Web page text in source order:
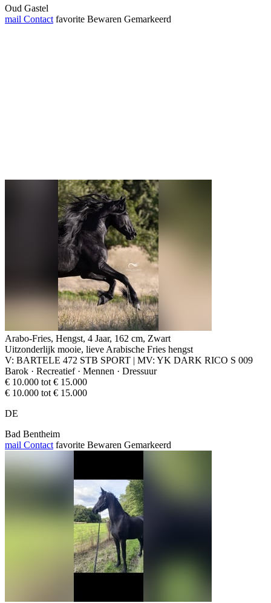
Oud Gastel
mail Contact favorite Bewaren Gemarkeerd
Arabo-Fries, Hengst, 4 Jaar, 162 cm, Zwart
Uitzonderlijk mooie, lieve Arabische Fries hengst
V: BARTELE 472 STB SPORT | MV: YK DARK RICO S 009
Barok · Recreatief · Mennen · Dressuur
€ 10.000 tot € 15.000
€ 10.000 tot € 15.000
DE
Bad Bentheim
mail Contact favorite Bewaren Gemarkeerd